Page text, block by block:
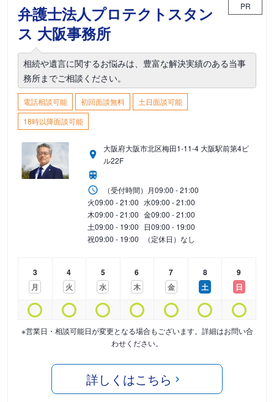
弁護士法人プロテクトスタン
ス 大阪事務所
PR
相続や遺言に関するお悩みは、豊富な解決実績のある当事
務所までご相談ください。
電話相談可能 初回面談無料
土日面談可能
18時以降面談可能
大阪府大阪市北区梅田1-11-4 大阪駅前第4ビ
ル22F
（受付時間） 月09:00 - 21:00
火09:00 - 21:00 水09:00 - 21:00
木09:00 - 21:00 金09:00 - 21:00
土09:00 - 19:00 日09:00 - 19:00
祝09:00 - 19:00 （定休日）なし
3
月
4
火
5
水
6
木
7
金
8
土
9
日
※営業日・相談可能日が変更となる場合もございます。詳細はお問い合
わせください。
詳しくはこちら